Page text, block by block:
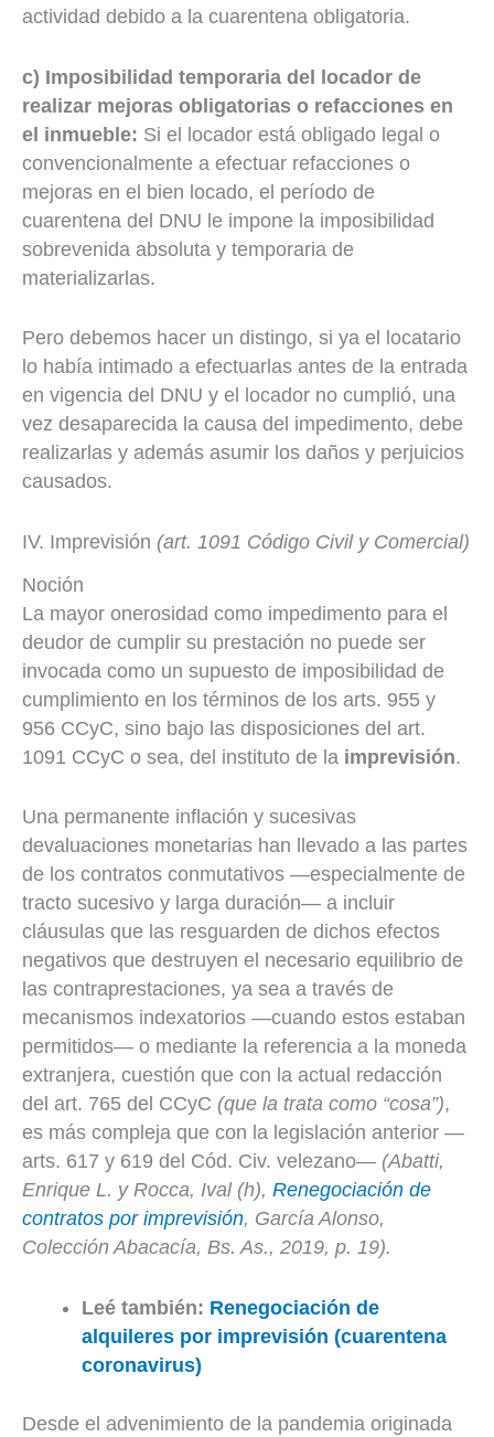
actividad debido a la cuarentena obligatoria.
c) Imposibilidad temporaria del locador de
realizar mejoras obligatorias o refacciones en
el inmueble: Si el locador está obligado legal o
convencionalmente a efectuar refacciones o
mejoras en el bien locado, el período de
cuarentena del DNU le impone la imposibilidad
sobrevenida absoluta y temporaria de
materializarlas.
Pero debemos hacer un distingo, si ya el locatario
lo había intimado a efectuarlas antes de la entrada
en vigencia del DNU y el locador no cumplió, una
vez desaparecida la causa del impedimento, debe
realizarlas y además asumir los daños y perjuicios
causados.
IV. Imprevisión (art. 1091 Código Civil y Comercial)
Noción
La mayor onerosidad como impedimento para el
deudor de cumplir su prestación no puede ser
invocada como un supuesto de imposibilidad de
cumplimiento en los términos de los arts. 955 y
956 CCyC, sino bajo las disposiciones del art.
1091 CCyC o sea, del instituto de la imprevisión.
Una permanente inflación y sucesivas
devaluaciones monetarias han llevado a las partes
de los contratos conmutativos —especialmente de
tracto sucesivo y larga duración— a incluir
cláusulas que las resguarden de dichos efectos
negativos que destruyen el necesario equilibrio de
las contraprestaciones, ya sea a través de
mecanismos indexatorios —cuando estos estaban
permitidos— o mediante la referencia a la moneda
extranjera, cuestión que con la actual redacción
del art. 765 del CCyC (que la trata como “cosa”),
es más compleja que con la legislación anterior —
arts. 617 y 619 del Cód. Civ. velezano— (Abatti,
Enrique L. y Rocca, Ival (h), Renegociación de
contratos por imprevisión, García Alonso,
Colección Abacacía, Bs. As., 2019, p. 19).
Leé también: Renegociación de
alquileres por imprevisión (cuarentena
coronavirus)
Desde el advenimiento de la pandemia originada